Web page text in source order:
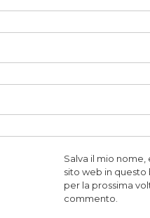
Salva il mio nome,
sito web in questo
per la prossima
commento.